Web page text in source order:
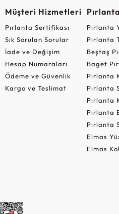
Müşteri Hizmetleri
Pırlanta Sertifikası
Sık Sorulan Sorular
İade ve Değişim
Hesap Numaraları
Ödeme ve Güvenlik
Kargo ve Teslimat
Pırlanta
Pırlanta
Beştaş
Baget
Pırlanta
Pırlanta
Pırlanta
Pırlanta
Pırlanta
Elmas
Elmas